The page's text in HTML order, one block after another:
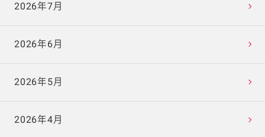
2026年7月
2026年6月
2026年5月
2026年4月